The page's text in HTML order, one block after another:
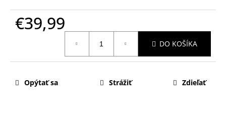
€39,99
DO KOŠÍKA
Opýtať sa Strážiť Zdieľať